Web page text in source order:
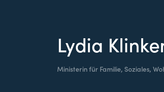
Lydia
Ministerin für Familie, Soziales,